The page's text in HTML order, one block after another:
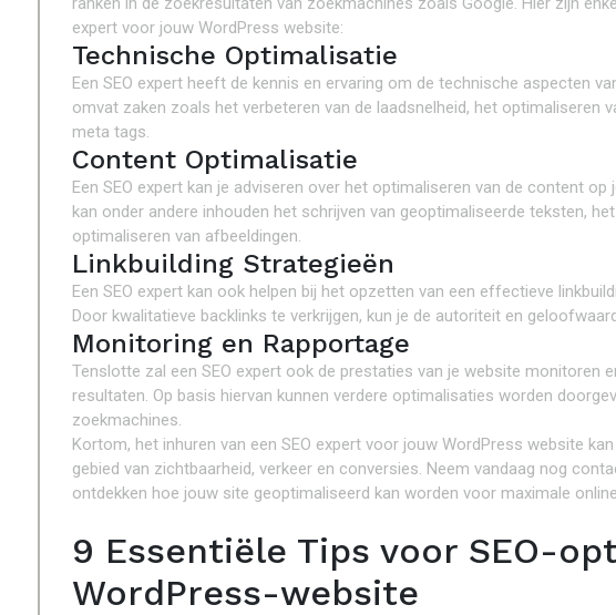
expert voor jouw WordPress website:
Technische Optimalisatie
Een SEO expert heeft de kennis en ervaring om de technische aspecten
omvat zaken zoals het verbeteren van de laadsnelheid, het optimaliseren
meta tags.
Content Optimalisatie
Een SEO expert kan je adviseren over het optimaliseren van de content
kan onder andere inhouden het schrijven van geoptimaliseerde teksten,
optimaliseren van afbeeldingen.
Linkbuilding Strategieën
Een SEO expert kan ook helpen bij het opzetten van een effectieve
Door kwalitatieve backlinks te verkrijgen, kun je de autoriteit en
Monitoring en Rapportage
Tenslotte zal een SEO expert ook de prestaties van je website monitoren
resultaten. Op basis hiervan kunnen verdere optimalisaties worden
zoekmachines.
Kortom, het inhuren van een SEO expert voor jouw WordPress website
gebied van zichtbaarheid, verkeer en conversies. Neem vandaag nog
ontdekken hoe jouw site geoptimaliseerd kan worden voor maximale
9 Essentiële Tips voor SEO-
WordPress-website